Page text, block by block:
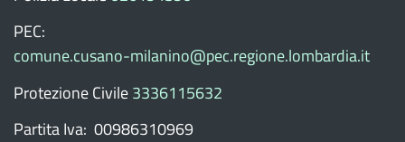
PEC:
comune.cusano-milanino@pec.regione.lombardia.it
Protezione Civile3336115632
Partita Iva: 00986310969